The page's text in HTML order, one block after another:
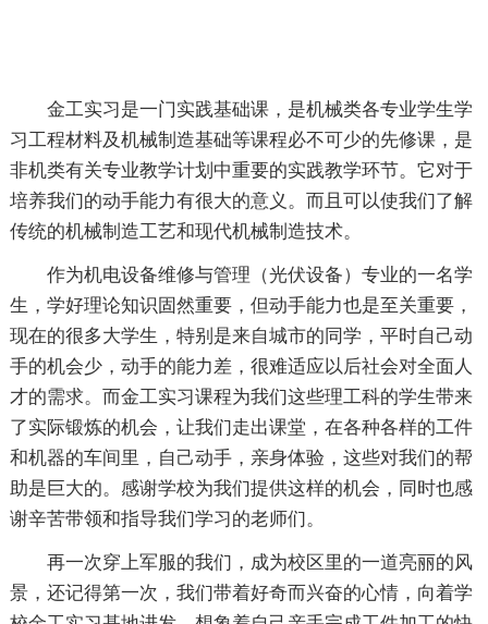
金工实习是一门实践基础课，是机械类各专业学生学
习工程材料及机械制造基础等课程必不可少的先修课，是
非机类有关专业教学计划中重要的实践教学环节。它对于
培养我们的动手能力有很大的意义。而且可以使我们了解
传统的机械制造工艺和现代机械制造技术。
作为机电设备维修与管理（光伏设备）专业的一名学
生，学好理论知识固然重要，但动手能力也是至关重要，
现在的很多大学生，特别是来自城市的同学，平时自己动
手的机会少，动手的能力差，很难适应以后社会对全面人
才的需求。而金工实习课程为我们这些理工科的学生带来
了实际锻炼的机会，让我们走出课堂，在各种各样的工件
和机器的车间里，自己动手，亲身体验，这些对我们的帮
助是巨大的。感谢学校为我们提供这样的机会，同时也感
谢辛苦带领和指导我们学习的老师们。
再一次穿上军服的我们，成为校区里的一道亮丽的风
景，还记得第一次，我们带着好奇而兴奋的心情，向着学